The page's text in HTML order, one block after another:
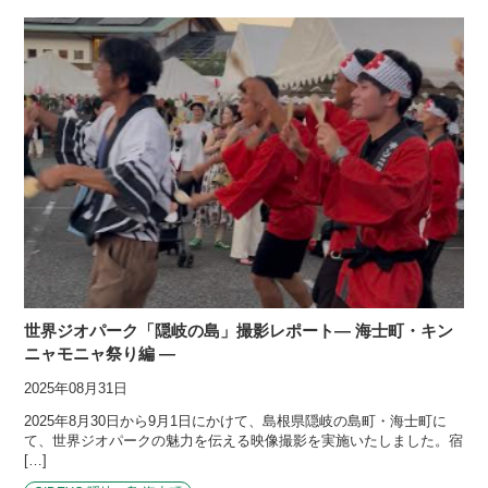
世界ジオパーク「隠岐の島」撮影レポート― 海士町・キン
ニャモニャ祭り編 ―
2025年08月31日
2025年8月30日から9月1日にかけて、島根県隠岐の島町・海士町に
て、世界ジオパークの魅力を伝える映像撮影を実施いたしました。宿
[…]